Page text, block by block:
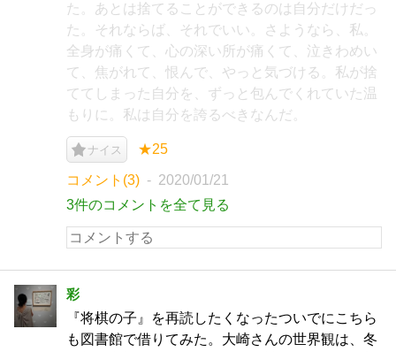
た。あとは捨てることができるのは自分だけだっ
た。それならば、それでいい。さようなら、私。
全身が痛くて、心の深い所が痛くて、泣きわめい
て、焦がれて、恨んで、やっと気づける。私が捨
ててしまった自分を、ずっと包んでくれていた温
もりに。私は自分を誇るべきなんだ。
ナイス ★25
コメント(3)
2020/01/21
3件のコメントを全て見る
彩
『将棋の子』を再読したくなったついでにこちら
も図書館で借りてみた。大崎さんの世界観は、冬